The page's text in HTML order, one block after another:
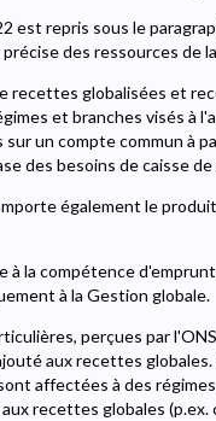
est repris sous le
des ressources de
globalisées et
et branches visés à
un compte commun à
des besoins de caisse
également le
la compétence
à la Gestion globale.
perçues par
aux recettes
affectées à des
recettes globales